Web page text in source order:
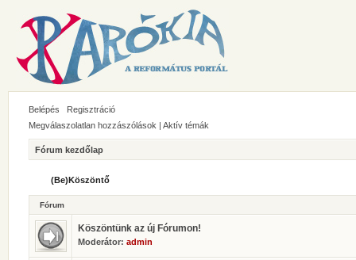
Belépés
Regisztráció
Megválaszolatlan hozzászólások | Aktív témák
Fórum kezdőlap
(Be)Köszöntő
Fórum
Köszöntünk az új Fórumon!
Moderátor: admin